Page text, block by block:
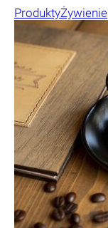
ProduktyŻywienie